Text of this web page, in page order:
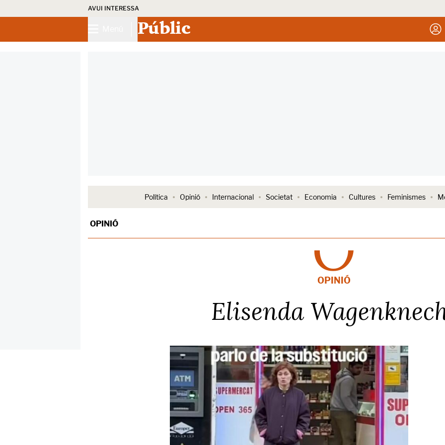
AVUI INTERESSA
Públic
Política Opinió Internacional Societat Economia Cultures Feminismes
OPINIÓ
OPINIÓ
Elisenda